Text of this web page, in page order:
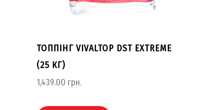
ТОППІНГ VIVALTOP DST EXTREME
(25 КГ)
1,439.00 грн.